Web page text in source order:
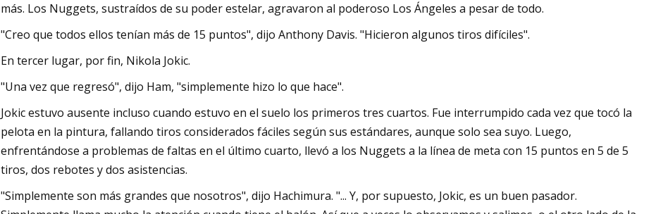
más. Los Nuggets, sustraídos de su poder estelar, agravaron al poderoso Los Ángeles a pesar de todo.
"Creo que todos ellos tenían más de 15 puntos", dijo Anthony Davis. "Hicieron algunos tiros difíciles".
En tercer lugar, por fin, Nikola Jokic.
"Una vez que regresó", dijo Ham, "simplemente hizo lo que hace".
Jokic estuvo ausente incluso cuando estuvo en el suelo los primeros tres cuartos. Fue interrumpido cada vez que tocó la
pelota en la pintura, fallando tiros considerados fáciles según sus estándares, aunque solo sea suyo. Luego,
enfrentándose a problemas de faltas en el último cuarto, llevó a los Nuggets a la línea de meta con 15 puntos en 5 de 5
tiros, dos rebotes y dos asistencias.
"Simplemente son más grandes que nosotros", dijo Hachimura. "... Y, por supuesto, Jokic, es un buen pasador.